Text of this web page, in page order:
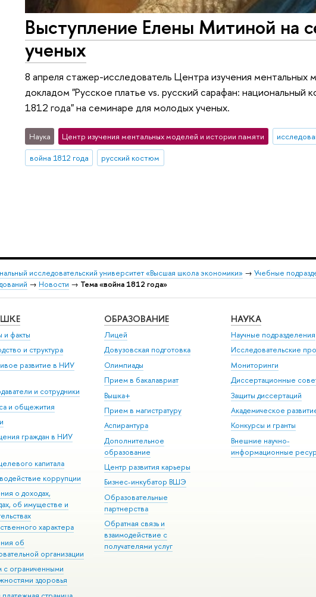
Выступление Елены Митиной на
ученых
8 апреля стажер-исследователь Центра изучения
докладом "Русское платье vs. русский сарафан:
1812 года" на семинаре для молодых ученых.
Наука Центр изучения ментальных моделей и истории памяти
война 1812 года
русский костюм
исследовательский университет «Высшая школа экономики» → Учебные
→ Новости → Тема «война 1812 года»
факты
и структура
развитие в НИУ
и сотрудники
и общежития
граждан в НИУ
капитала
коррупции
о доходах,
об имуществе и
характера
об
организации
ограниченными
здоровья
ОБРАЗОВАНИЕ
Лицей
Довузовская подготовка
Олимпиады
Прием в бакалавриат
Вышка+
Прием в магистратуру
Аспирантура
Дополнительное
образование
Центр развития карьеры
Бизнес-инкубатор ВШЭ
Образовательные
партнерства
Обратная связь и
взаимодействие с
получателями услуг
НАУКА
Научные подразделения
Исследовательские
Мониторинги
Диссертационные
Защиты диссертаций
Академическое
Конкурсы и гранты
Внешние научно-
информационные